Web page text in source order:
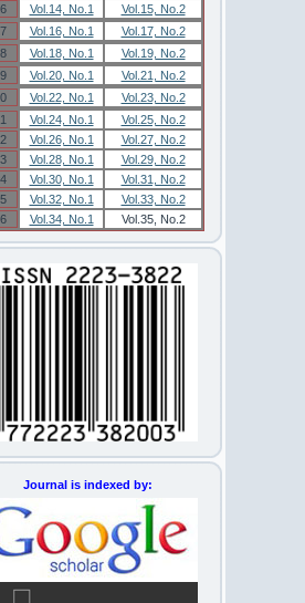
Vol.14, No.1
Vol.15, No.2
Vol.16, No.1
Vol.17, No.2
Vol.18, No.1
Vol.19, No.2
Vol.20, No.1
Vol.21, No.2
Vol.22, No.1
Vol.23, No.2
Vol.24, No.1
Vol.25, No.2
Vol.26, No.1
Vol.27, No.2
Vol.28, No.1
Vol.29, No.2
Vol.30, No.1
Vol.31, No.2
Vol.32, No.1
Vol.33, No.2
Vol.34, No.1 Vol.35, No.2
Journal is indexed by: